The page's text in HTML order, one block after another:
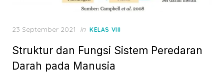
Posted
23 September 2021 in KELAS VIII
Struktur dan Fungsi Sistem Peredaran
Darah pada Manusia